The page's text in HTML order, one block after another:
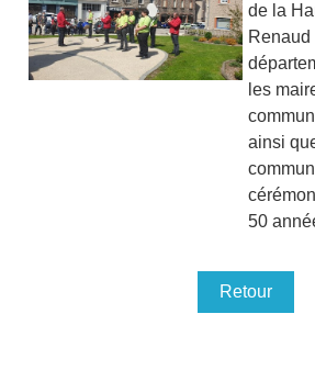
de la
les
ainsi
50
Retour